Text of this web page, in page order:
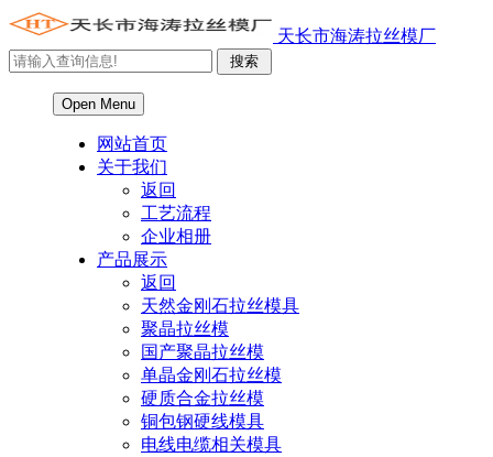
天长市海涛拉丝模厂
Open Menu
网站首页
关于我们
返回
工艺流程
企业相册
产品展示
返回
天然金刚石拉丝模具
聚晶拉丝模
国产聚晶拉丝模
单晶金刚石拉丝模
硬质合金拉丝模
铜包钢硬线模具
电线电缆相关模具